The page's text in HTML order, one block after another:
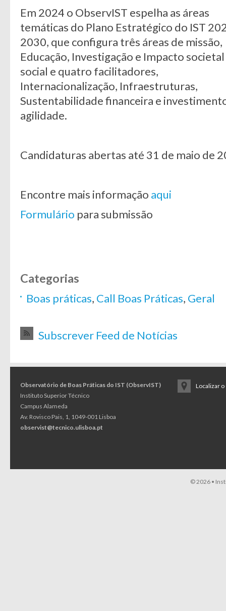
Em 2024 o ObservIST espelha as áreas
temáticas do Plano Estratégico do IST
2030, que configura três áreas de missão,
Educação, Investigação e Impacto
social e quatro facilitadores,
Internacionalização, Infraestruturas,
Sustentabilidade financeira e
agilidade.
Candidaturas abertas até 31 de maio de
Encontre mais informação aqui
Formulário para submissão
Categorias
Boas práticas, Call Boas Práticas, Geral
Subscrever Feed de Notícias
Observatório de Boas Práticas do IST (ObservIST)
Instituto Superior Técnico
Campus Alameda
Av. Rovisco Pais, 1, 1049-001 Lisboa
observist@tecnico.ulisboa.pt
Localizar o
© 2026 •